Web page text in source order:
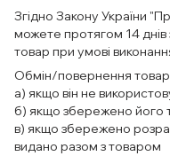
Згідно Закону України
можете протягом 14
товар при умові
Обмін/повернення
а) якщо він не
б) якщо збережено його
в) якщо збережено
видано разом з товаром